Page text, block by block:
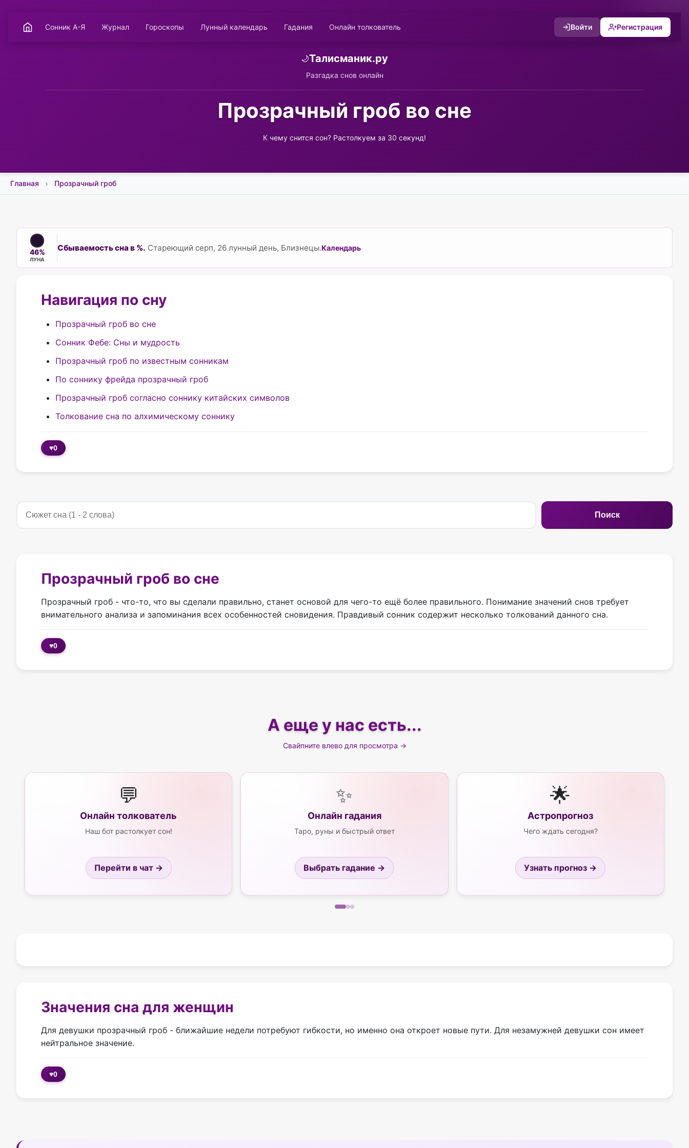
Сонник А-Я Журнал Гороскопы Лунный календарь Гадания Онлайн толкователь Войти Регистрация
🌙Талисманик.ру
Разгадка снов онлайн
Прозрачный гроб во сне
К чему снится сон? Растолкуем за 30 секунд!
Главная Прозрачный гроб
46%
ЛУНА
Сбываемость сна в %. Стареющий серп, 26 лунный день, Близнецы.Календарь
Навигация по сну
Прозрачный гроб во сне
Сонник Фебе: Сны и мудрость
Прозрачный гроб по известным сонникам
По соннику фрейда прозрачный гроб
Прозрачный гроб согласно соннику китайских символов
Толкование сна по алхимическому соннику
♥0
Поиск
Прозрачный гроб во сне
Прозрачный гроб - что-то, что вы сделали правильно, станет основой для чего-то ещё более правильного. Понимание значений снов требует
внимательного анализа и запоминания всех особенностей сновидения. Правдивый сонник содержит несколько толкований данного сна.
♥0
А еще у нас есть...
Свайпните влево для просмотра →
💬
Онлайн толкователь
Наш бот растолкует сон!
Перейти в чат →
✨
Онлайн гадания
Таро, руны и быстрый ответ
Выбрать гадание →
🌟
Астропрогноз
Чего ждать сегодня?
Узнать прогноз →
Значения сна для женщин
Для девушки прозрачный гроб - ближайшие недели потребуют гибкости, но именно она откроет новые пути. Для незамужней девушки сон имеет
нейтральное значение.
♥0